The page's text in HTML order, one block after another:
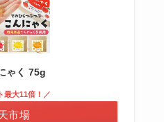
ゃく 75g
最大11倍！／
市場